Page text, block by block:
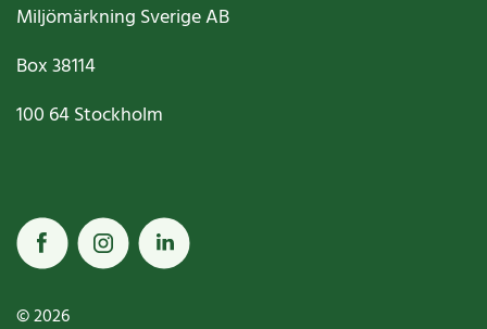
Miljömärkning Sverige AB
Box38114
100 64Stockholm
© 2026